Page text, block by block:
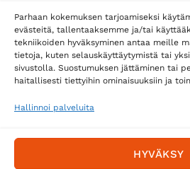
Parhaan kokemuksen tarjoamiseksi
evästeitä, tallentaaksemme ja/tai
tekniikoiden hyväksyminen antaa meille
tietoja, kuten selauskäyttäytymistä tai
sivustolla. Suostumuksen jättäminen tai
haitallisesti tiettyihin ominaisuuksiin ja
Hallinnoi palveluita
HYVÄKSY
Postnord
Tilaa uutiskirje ja saat